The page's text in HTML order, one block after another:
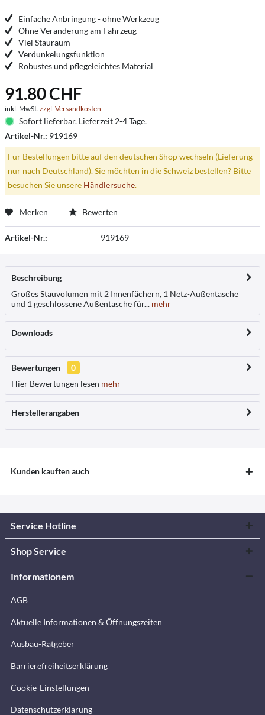
Einfache Anbringung - ohne Werkzeug
Ohne Veränderung am Fahrzeug
Viel Stauraum
Verdunkelungsfunktion
Robustes und pflegeleichtes Material
91.80 CHF
inkl. MwSt. zzgl. Versandkosten
Sofort lieferbar. Lieferzeit 2-4 Tage.
Artikel-Nr.: 919169
Für Bestellungen bitte auf den deutschen Shop wechseln (Lieferung
nur nach Deutschland). Sie möchten in die Schweiz bestellen? Bitte
besuchen Sie unsere Händlersuche.
Merken Bewerten
Artikel-Nr.: 919169
Beschreibung
Großes Stauvolumen mit 2 Innenfächern, 1 Netz-Außentasche
und 1 geschlossene Außentasche für... mehr
Downloads
Bewertungen
0
Hier Bewertungen lesen mehr
Herstellerangaben
Kunden kauften auch
Service Hotline
Shop Service
Informationem
AGB
Aktuelle Informationen & Öffnungszeiten
Ausbau-Ratgeber
Barrierefreiheitserklärung
Cookie-Einstellungen
Datenschutzerklärung